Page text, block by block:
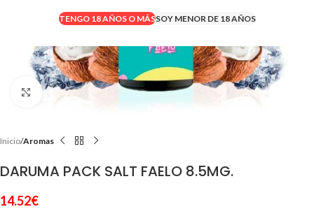
TENGO 18 AÑOS O MÁSSOY MENOR DE 18 AÑOS
Clic para ampliar
Inicio Aromas
DARUMA PACK SALT FAELO 8.5MG.
14.52€